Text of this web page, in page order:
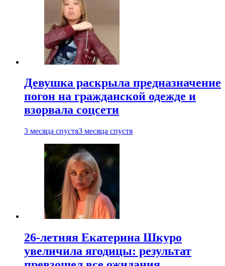
Девушка раскрыла предназначение
погон на гражданской одежде и
взорвала соцсети
3 месяца спустя3 месяца спустя
26-летняя Екатерина Шкуро
увеличила ягодицы: результат